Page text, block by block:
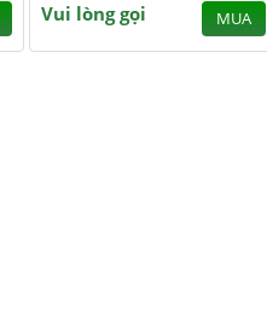
Vui lòng gọi MUA